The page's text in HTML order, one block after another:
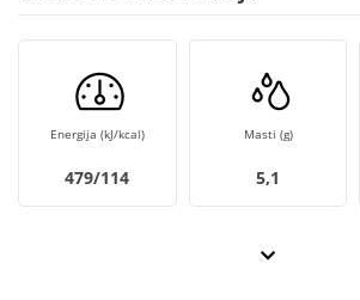
Energija (kJ/kcal)
479/114
Masti (g)
5,1